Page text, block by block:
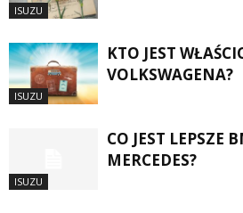
ISUZU
ISUZU
KTO JEST
VOLKSWAGENA?
ISUZU
CO JEST LEPSZE
MERCEDES?